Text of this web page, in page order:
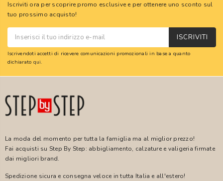
Iscriviti ora per scoprire promo esclusive e per ottenere uno sconto sul
tuo prossimo acquisto!
ISCRIVITI
Iscrivendoti accetti di ricevere comunicazioni promozionali in base a quanto
dichiarato qui.
La moda del momento per tutta la famiglia ma al miglior prezzo!
Fai acquisti su Step By Step: abbigliamento, calzature e valigeria firmate
dai migliori brand.
Spedizione sicura e consegna veloce in tutta Italia e all'estero!